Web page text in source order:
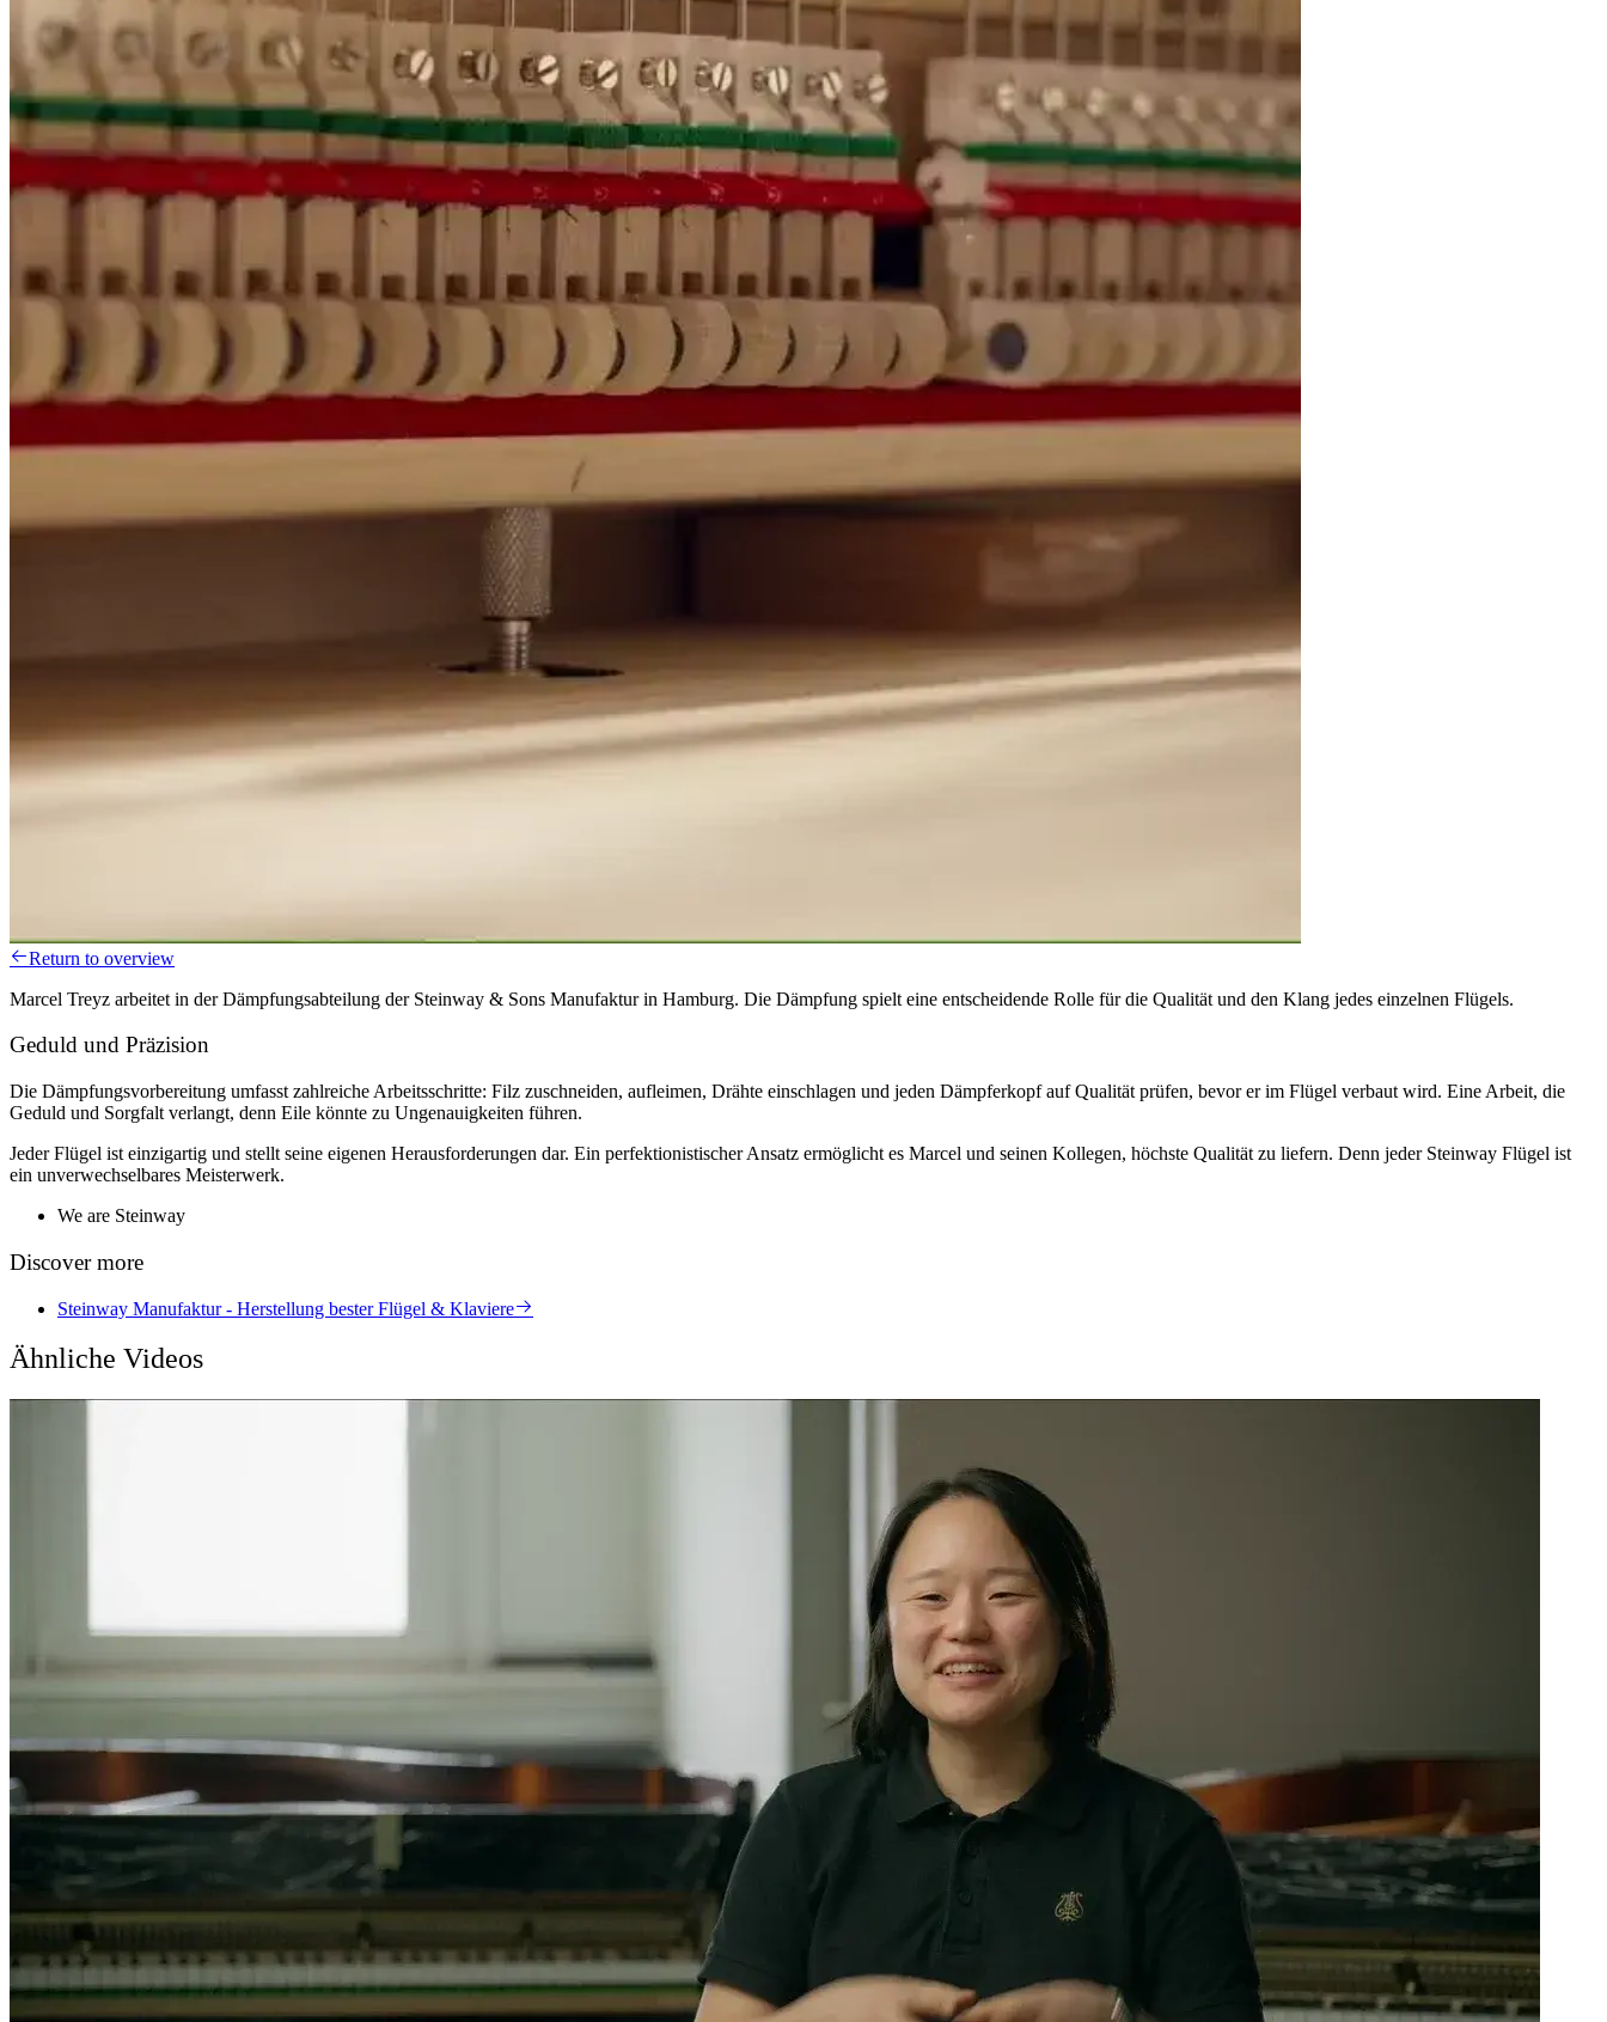
Return to overview
Marcel Treyz arbeitet in der Dämpfungsabteilung der Steinway & Sons Manufaktur in Hamburg. Die Dämpfung spielt eine entscheidende Rolle für die Qualität und den Klang jedes einzelnen Flügels.
Geduld und Präzision
Die Dämpfungsvorbereitung umfasst zahlreiche Arbeitsschritte: Filz zuschneiden, aufleimen, Drähte einschlagen und jeden Dämpferkopf auf Qualität prüfen, bevor er im Flügel verbaut wird. Eine Arbeit, die
Geduld und Sorgfalt verlangt, denn Eile könnte zu Ungenauigkeiten führen.
Jeder Flügel ist einzigartig und stellt seine eigenen Herausforderungen dar. Ein perfektionistischer Ansatz ermöglicht es Marcel und seinen Kollegen, höchste Qualität zu liefern. Denn jeder Steinway Flügel ist
ein unverwechselbares Meisterwerk.
We are Steinway
Discover more
Steinway Manufaktur - Herstellung bester Flügel & Klaviere
Ähnliche Videos